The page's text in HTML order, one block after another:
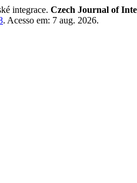
integrace. Czech Journal of
. Acesso em: 7 aug. 2026.